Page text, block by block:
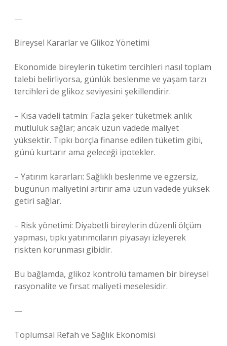
—
Bireysel Kararlar ve Glikoz Yönetimi
Ekonomide bireylerin tüketim tercihleri nasıl toplam
talebi belirliyorsa, günlük beslenme ve yaşam tarzı
tercihleri de glikoz seviyesini şekillendirir.
– Kısa vadeli tatmin: Fazla şeker tüketmek anlık
mutluluk sağlar; ancak uzun vadede maliyet
yüksektir. Tıpkı borçla finanse edilen tüketim gibi,
günü kurtarır ama geleceği ipotekler.
– Yatırım kararları: Sağlıklı beslenme ve egzersiz,
bugünün maliyetini artırır ama uzun vadede yüksek
getiri sağlar.
– Risk yönetimi: Diyabetli bireylerin düzenli ölçüm
yapması, tıpkı yatırımcıların piyasayı izleyerek
riskten korunması gibidir.
Bu bağlamda, glikoz kontrolü tamamen bir bireysel
rasyonalite ve fırsat maliyeti meselesidir.
—
Toplumsal Refah ve Sağlık Ekonomisi